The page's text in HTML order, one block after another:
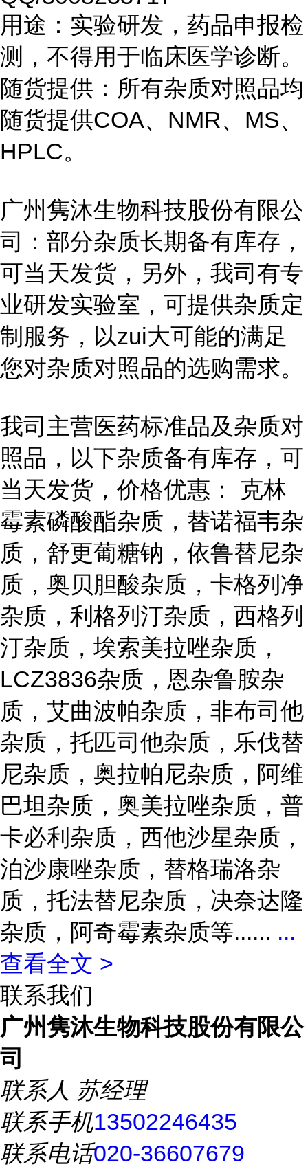
用途：实验研发，药品申报检
测，不得用于临床医学诊断。
随货提供：所有杂质对照品均
随货提供COA、NMR、MS、
HPLC。
广州隽沐生物科技股份有限公
司：部分杂质长期备有库存，
可当天发货，另外，我司有专
业研发实验室，可提供杂质定
制服务，以zui大可能的满足
您对杂质对照品的选购需求。
我司主营医药标准品及杂质对
照品，以下杂质备有库存，可
当天发货，价格优惠： 克林
霉素磷酸酯杂质，替诺福韦杂
质，舒更葡糖钠，依鲁替尼杂
质，奥贝胆酸杂质，卡格列净
杂质，利格列汀杂质，西格列
汀杂质，埃索美拉唑杂质，
LCZ3836杂质，恩杂鲁胺杂
质，艾曲波帕杂质，非布司他
杂质，托匹司他杂质，乐伐替
尼杂质，奥拉帕尼杂质，阿维
巴坦杂质，奥美拉唑杂质，普
卡必利杂质，西他沙星杂质，
泊沙康唑杂质，替格瑞洛杂
质，托法替尼杂质，决奈达隆
杂质，阿奇霉素杂质等...... ...
查看全文 >
联系我们
广州隽沐生物科技股份有限公
司
联系人 苏经理
联系手机13502246435
联系电话020-36607679